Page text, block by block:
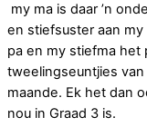
my ma is daar ’n
en stiefsuster aan
pa en my stiefma het
tweelingseuntjies
maande. Ek het dan
nou in Graad 3 is.